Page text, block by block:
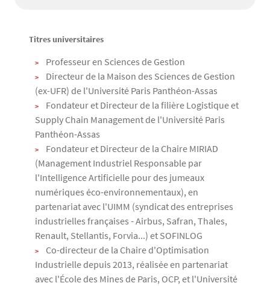
Texte
Titres universitaires
Professeur en Sciences de Gestion
Directeur de la Maison des Sciences de Gestion
(ex-UFR) de l'Université Paris Panthéon-Assas
Fondateur et Directeur de la filière Logistique et
Supply Chain Management de l'Université Paris
Panthéon-Assas
Fondateur et Directeur de la Chaire MIRIAD
(Management Industriel Responsable par
l'Intelligence Artificielle pour des jumeaux
numériques éco-environnementaux), en
partenariat avec l'UIMM (syndicat des entreprises
industrielles françaises - Airbus, Safran, Thales,
Renault, Stellantis, Forvia...) et SOFINLOG
Co-directeur de la Chaire d'Optimisation
Industrielle depuis 2013, réalisée en partenariat
avec l'École des Mines de Paris, OCP, et l'Université